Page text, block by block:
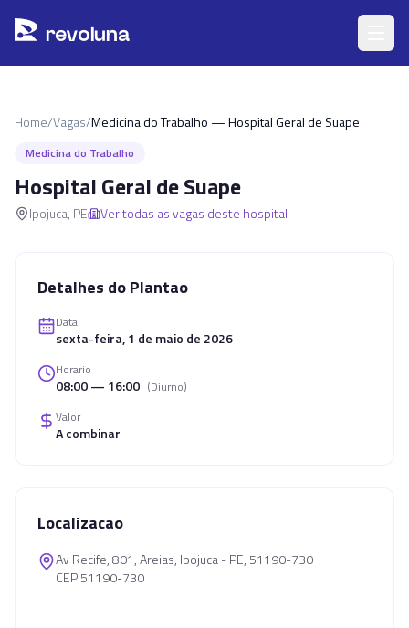
revoluna
Home/Vagas/Medicina do Trabalho — Hospital Geral de Suape
Medicina do Trabalho
Hospital Geral de Suape
Ipojuca, PE Ver todas as vagas deste hospital
Detalhes do Plantao
Data
sexta-feira, 1 de maio de 2026
Horario
08:00 — 16:00 (Diurno)
Valor
A combinar
Localizacao
Av Recife, 801, Areias, Ipojuca - PE, 51190-730
CEP 51190-730